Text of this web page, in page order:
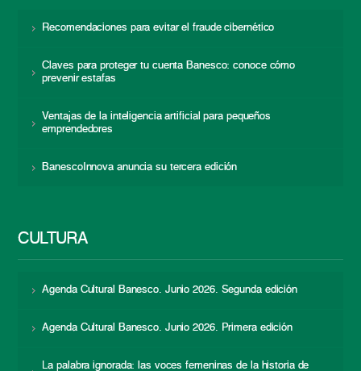
Recomendaciones para evitar el fraude cibernético
Claves para proteger tu cuenta Banesco: conoce cómo
prevenir estafas
Ventajas de la inteligencia artificial para pequeños
emprendedores
BanescoInnova anuncia su tercera edición
CULTURA
Agenda Cultural Banesco. Junio 2026. Segunda edición
Agenda Cultural Banesco. Junio 2026. Primera edición
La palabra ignorada: las voces femeninas de la historia de